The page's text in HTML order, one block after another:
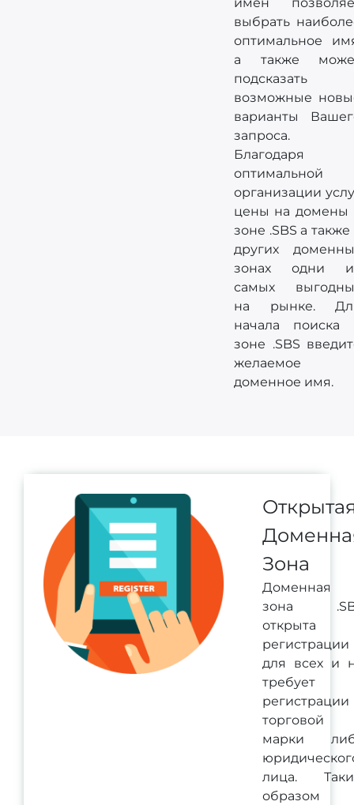
имён
выбрать
оптимальное
а также
подсказать
возможные
варианты
запроса.
Благодаря
оптимальной
организации
цены на домены
зоне .SBS а также
других
зонах одни
самых
на рынке.
начала поиска
зоне .SBS
желаемое
доменное имя.
Зона
Доменная
зона
открыта
регистрации
для всех и
требует
регистрации
торговой
марки
лица.
образом